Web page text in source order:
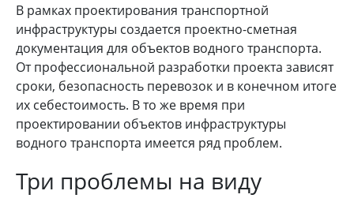
В рамках проектирования транспортной
инфраструктуры создается проектно-сметная
документация для объектов водного транспорта.
От профессиональной разработки проекта зависят
сроки, безопасность перевозок и в конечном итоге
их себестоимость. В то же время при
проектировании объектов инфраструктуры
водного транспорта имеется ряд проблем.
Три проблемы на виду